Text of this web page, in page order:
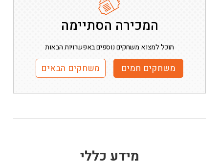
המכירה הסתיימה
תוכל למצוא משחקים נוספים באפשרויות הבאות
משחקים חמים משחקים הבאים
מידע כללי